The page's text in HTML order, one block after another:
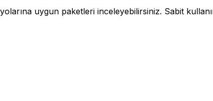
uygun paketleri inceleyebilirsiniz. Sabit